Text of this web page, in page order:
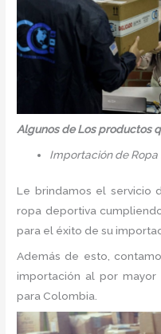
Algunos de Los productos
Importación de Ropa
Le brindamos el servicio
ropa deportiva
para el éxito de su
Además de esto,
importación al por
para Colombia.